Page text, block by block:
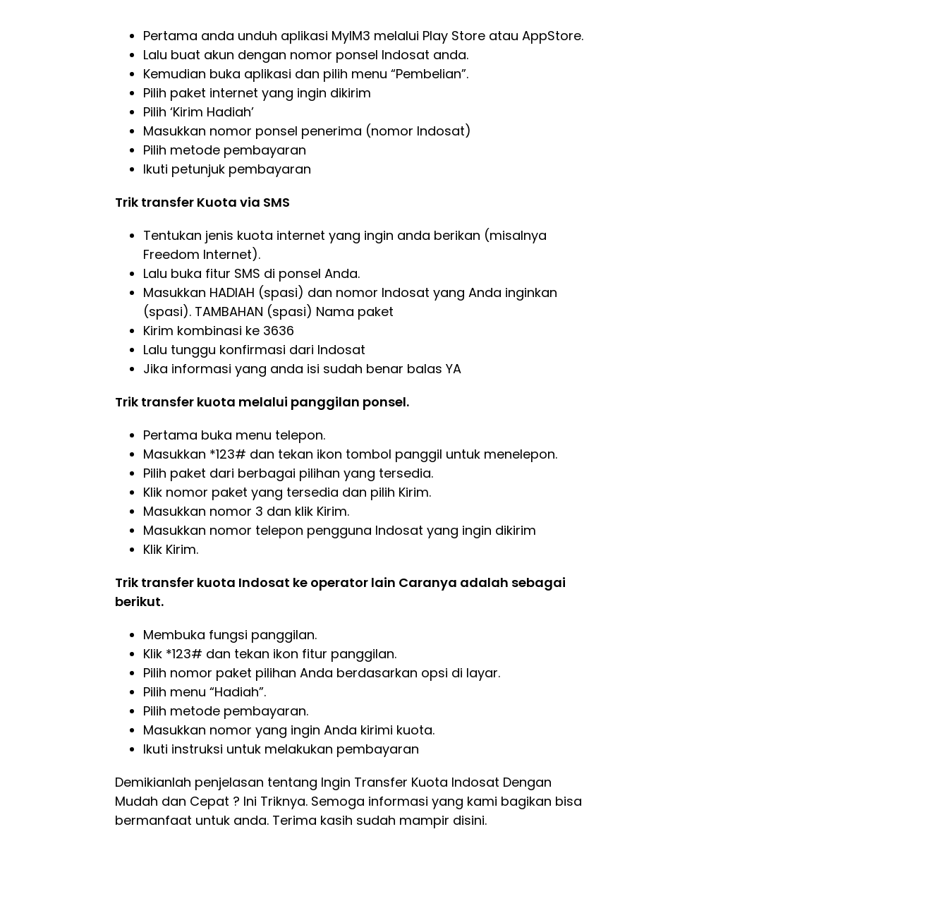
Pertama anda unduh aplikasi MyIM3 melalui Play Store atau AppStore.
Lalu buat akun dengan nomor ponsel Indosat anda.
Kemudian buka aplikasi dan pilih menu “Pembelian”.
Pilih paket internet yang ingin dikirim
Pilih ‘Kirim Hadiah’
Masukkan nomor ponsel penerima (nomor Indosat)
Pilih metode pembayaran
Ikuti petunjuk pembayaran
Trik transfer Kuota via SMS
Tentukan jenis kuota internet yang ingin anda berikan (misalnya
Freedom Internet).
Lalu buka fitur SMS di ponsel Anda.
Masukkan HADIAH (spasi) dan nomor Indosat yang Anda inginkan
(spasi). TAMBAHAN (spasi) Nama paket
Kirim kombinasi ke 3636
Lalu tunggu konfirmasi dari Indosat
Jika informasi yang anda isi sudah benar balas YA
Trik transfer kuota melalui panggilan ponsel.
Pertama buka menu telepon.
Masukkan *123# dan tekan ikon tombol panggil untuk menelepon.
Pilih paket dari berbagai pilihan yang tersedia.
Klik nomor paket yang tersedia dan pilih Kirim.
Masukkan nomor 3 dan klik Kirim.
Masukkan nomor telepon pengguna Indosat yang ingin dikirim
Klik Kirim.
Trik transfer kuota Indosat ke operator lain Caranya adalah sebagai
berikut.
Membuka fungsi panggilan.
Klik *123# dan tekan ikon fitur panggilan.
Pilih nomor paket pilihan Anda berdasarkan opsi di layar.
Pilih menu “Hadiah”.
Pilih metode pembayaran.
Masukkan nomor yang ingin Anda kirimi kuota.
Ikuti instruksi untuk melakukan pembayaran
Demikianlah penjelasan tentang Ingin Transfer Kuota Indosat Dengan
Mudah dan Cepat ? Ini Triknya. Semoga informasi yang kami bagikan bisa
bermanfaat untuk anda. Terima kasih sudah mampir disini.